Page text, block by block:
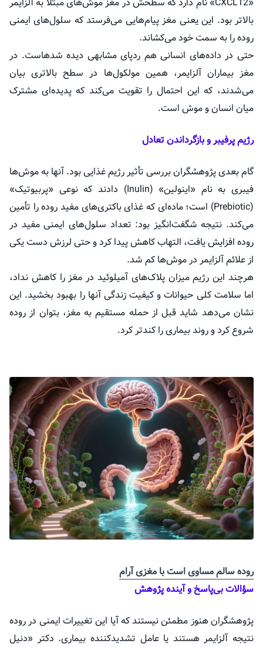
بالاتر بود. این یعنی مغز پیام‌هایی می‌فرستد که سلول‌های ایمنی
روده را به سمت خود می‌کشاند.
حتی در داده‌های انسانی هم ردپای مشابهی دیده شدهاست. در
مغز بیماران آلزایمر، همین مولکول‌ها در سطح بالاتری بیان
می‌شدند، که این احتمال را تقویت می‌کند که پدیده‌ای مشترک
میان انسان و موش است.
رژیم پرفیبر و بازگرداندن تعادل
گام بعدی پژوهشگران بررسی تأثیر رژیم غذایی بود. آنها به موش‌ها
فیبری به نام «اینولین» (Inulin) دادند که نوعی «پربیوتیک»
(Prebiotic) است؛ ماده‌ای که غذای باکتری‌های مفید روده را تأمین
می‌کند. نتیجه شگفت‌انگیز بود: تعداد سلول‌های ایمنی مفید در
روده افزایش یافت، التهاب کاهش پیدا کرد و حتی لرزش دست یکی
از علائم آلزایمر در موش‌ها کم شد.
هرچند این رژیم میزان پلاک‌های آمیلوئید در مغز را کاهش نداد،
اما سلامت کلی حیوانات و کیفیت زندگی آنها را بهبود بخشید. این
نشان می‌دهد شاید قبل از حمله مستقیم به مغز، بتوان از روده
شروع کرد و روند بیماری را کندتر کرد.
روده سالم مساوی است با مغزی آرام
سؤالات بی‌پاسخ و آینده پژوهش
پژوهشگران هنوز مطمئن نیستند که آیا این تغییرات ایمنی در روده
نتیجه آلزایمر هستند یا عامل تشدیدکننده بیماری. دکتر «دنیل